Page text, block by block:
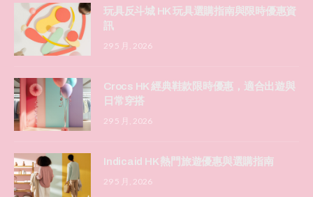
玩具反斗城 HK 玩具選購指南與限時優惠資
訊
29 5 月, 2026
Crocs HK 經典鞋款限時優惠，適合出遊與
日常穿搭
29 5 月, 2026
Indicaid HK 熱門旅遊優惠與選購指南
29 5 月, 2026